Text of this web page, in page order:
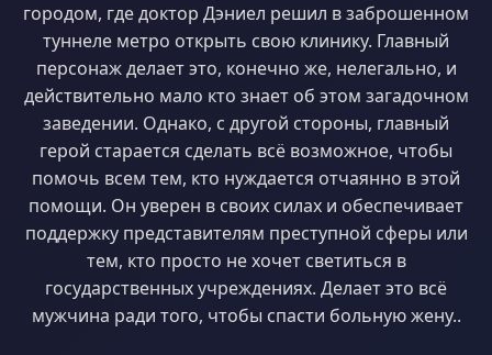
городом, где доктор Дэниел решил в заброшенном
туннеле метро открыть свою клинику. Главный
персонаж делает это, конечно же, нелегально, и
действительно мало кто знает об этом загадочном
заведении. Однако, с другой стороны, главный
герой старается сделать всё возможное, чтобы
помочь всем тем, кто нуждается отчаянно в этой
помощи. Он уверен в своих силах и обеспечивает
поддержку представителям преступной сферы или
тем, кто просто не хочет светиться в
государственных учреждениях. Делает это всё
мужчина ради того, чтобы спасти больную жену..